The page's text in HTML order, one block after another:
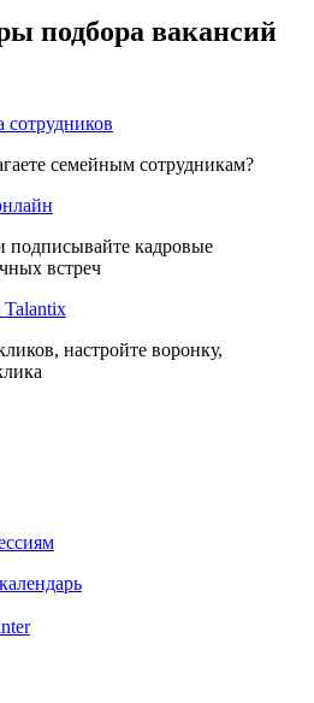
подбора вакансий
сотрудников
семейным сотрудникам?
подписывайте кадровые
встреч
Talantix
настройте воронку,